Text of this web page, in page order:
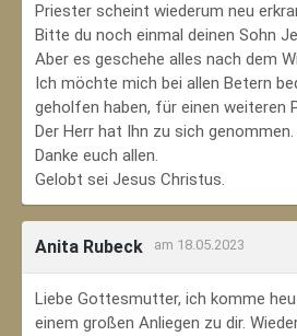
Priester scheint wiederum neu
Bitte du noch einmal deinen Sohn
Aber es geschehe alles nach dem
Ich möchte mich bei allen Betern
geholfen haben, für einen weiteren
Der Herr hat Ihn zu sich genommen.
Danke euch allen.
Gelobt sei Jesus Christus.
Anita Rubeck am 18.05.2023
Liebe Gottesmutter, ich komme
einem großen Anliegen zu dir.